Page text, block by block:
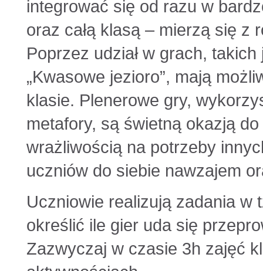
integrować się od razu w
oraz całą klasą – mierzą się z
Poprzez udział w grach, takich
„Kwasowe jezioro”, mają
klasie. Plenerowe gry,
metafory, są świetną okazją
wrażliwością na potrzeby
uczniów do siebie nawzajem
Uczniowie realizują zadania w
określić ile gier uda się
Zazwyczaj w czasie 3h zajęć